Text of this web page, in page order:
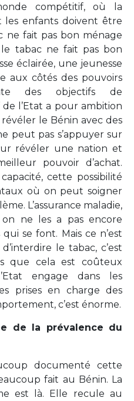
compétitif, où la
enfants doivent être
ne fait pas bon ménage
tabac ne fait pas bon
éclairée, une jeunesse
aux côtés des pouvoirs
des objectifs de
l’Etat a pour ambition
le Bénin avec des
peut pas s’appuyer sur
révéler une nation et
pouvoir d’achat.
cette possibilité
où on peut soigner
L’assurance maladie,
on ne les a pas encore
se font. Mais ce n’est
le tabac, c’est
que cela est coûteux
engage dans les
prises en charge des
c’est énorme.
de la prévalence du
documenté cette
fait au Bénin. La
est là. Elle recule au